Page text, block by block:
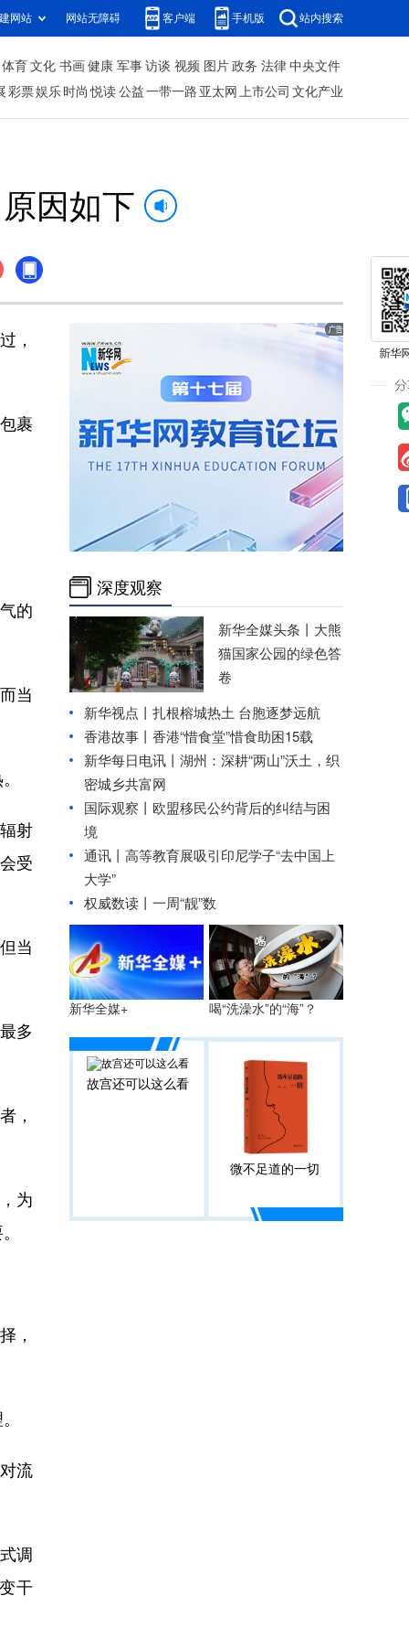
网站 网站无障碍 客户端 手机版 站内搜索
体育 文化 书画 健康 军事 访谈 视频 图片 政务 法律 中央文件
彩票娱乐 时尚 悦读 公益 一带一路 亚太网 上市公司 文化产业
因如下
，
裹
的
当
射
受
当
多
，
为
，
流
调
干
深度观察
新华全媒头条丨 大熊
猫国家公园的绿色答
卷
新华视点丨 扎根榕城热土 台胞逐梦远航
香港故事丨 香港“惜食堂”惜食助困15载
新华每日电讯丨 湖州：深耕“两山”沃土，织
密城乡共富网
国际观察丨 欧盟移民公约背后的纠结与困
境
通讯丨高等教育展吸引印尼学子“去中国上
大学”
权威数读丨一周“靓”数
新华全媒+ 喝“洗澡水”的“海”？
故宫还可以这么看
微不足道的一切